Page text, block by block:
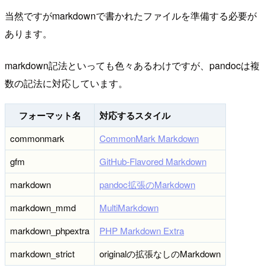
当然ですがmarkdownで書かれたファイルを準備する必要が
あります。
markdown記法といっても色々あるわけですが、pandocは複
数の記法に対応しています。
フォーマット名 対応するスタイル
commonmark
CommonMark Markdown
gfm
GitHub-Flavored Markdown
markdown
pandoc拡張のMarkdown
markdown_mmd
MultiMarkdown
markdown_phpextra
PHP Markdown Extra
markdown_strict
originalの拡張なしのMarkdown